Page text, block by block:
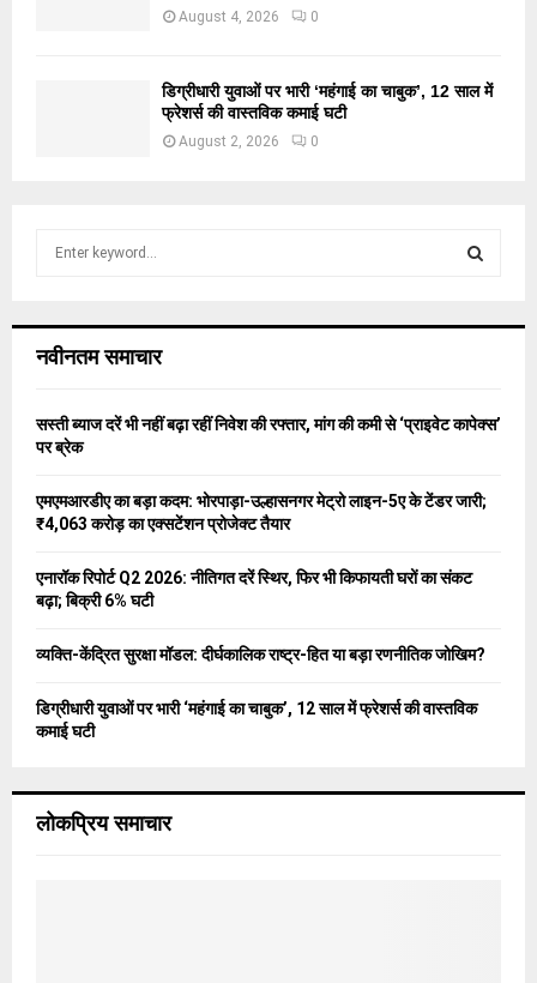
August 4, 2026 0
डिग्रीधारी युवाओं पर भारी ‘महंगाई का चाबुक’, 12 साल में
फ्रेशर्स की वास्तविक कमाई घटी
August 2, 2026 0
h
o
r
C
नवीनतम समाचार
सस्ती ब्याज दरें भी नहीं बढ़ा रहीं निवेश की रफ्तार, मांग की कमी से ‘प्राइवेट कापेक्स’
पर ब्रेक
एमएमआरडीए का बड़ा कदम: भोरपाड़ा-उल्हासनगर मेट्रो लाइन-5ए के टेंडर जारी;
₹4,063 करोड़ का एक्सटेंशन प्रोजेक्ट तैयार
एनारॉक रिपोर्ट Q2 2026: नीतिगत दरें स्थिर, फिर भी किफायती घरों का संकट
बढ़ा; बिक्री 6% घटी
व्यक्ति-केंद्रित सुरक्षा मॉडल: दीर्घकालिक राष्ट्र-हित या बड़ा रणनीतिक जोखिम?
डिग्रीधारी युवाओं पर भारी ‘महंगाई का चाबुक’, 12 साल में फ्रेशर्स की वास्तविक
कमाई घटी
लोकप्रिय समाचार